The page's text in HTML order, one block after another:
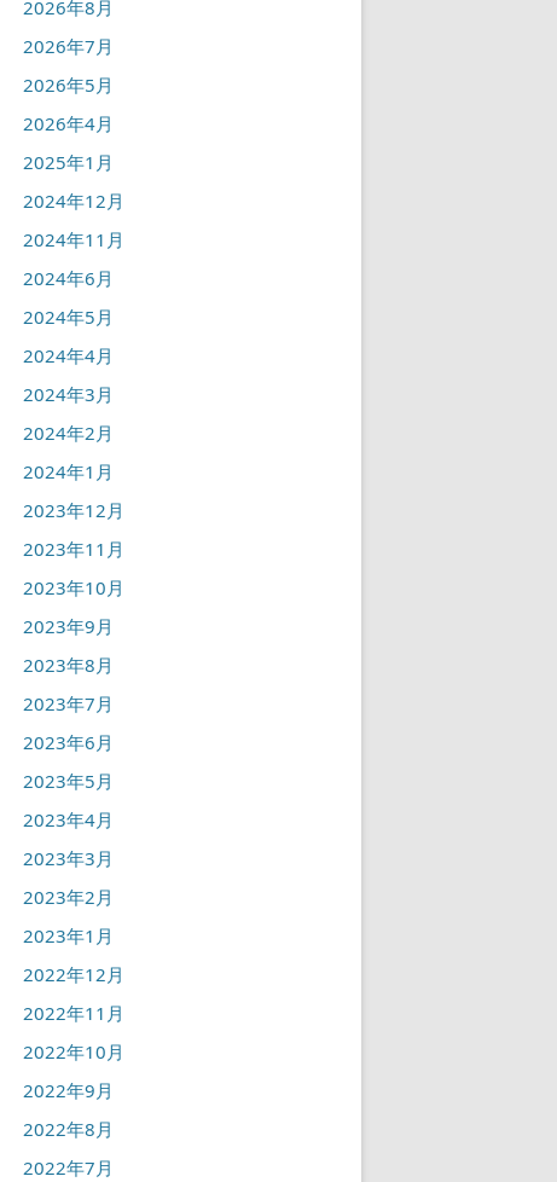
2026年8月
2026年7月
2026年5月
2026年4月
2025年1月
2024年12月
2024年11月
2024年6月
2024年5月
2024年4月
2024年3月
2024年2月
2024年1月
2023年12月
2023年11月
2023年10月
2023年9月
2023年8月
2023年7月
2023年6月
2023年5月
2023年4月
2023年3月
2023年2月
2023年1月
2022年12月
2022年11月
2022年10月
2022年9月
2022年8月
2022年7月